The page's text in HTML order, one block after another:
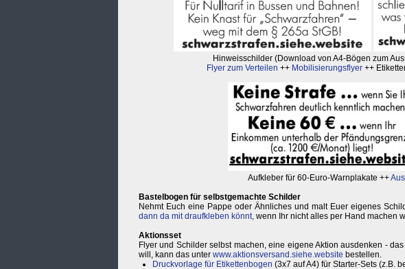
Hinweisschilder (Download von A4-Bögen zum
Flyer zum Verteilen ++ Mobilisierungsflyer ++
Aufkleber für 60-Euro-Warnplakate ++
Bastelbogen für selbstgemachte Schilder
Nehmt Euch eine Pappe oder Ähnliches und malt Euer eigenes
dann da mit draufkleben könnt, wenn Ihr nicht alles per Hand machen
Aktionsset
Flyer und Schilder selbst machen, eine eigene Aktion ausdenken -
will, kann das unter www.aktionsversand.siehe.website bestellen.
Druckvorlage für Etikettenbogen (3x7 auf A4) für Starter-Sets (z.B.